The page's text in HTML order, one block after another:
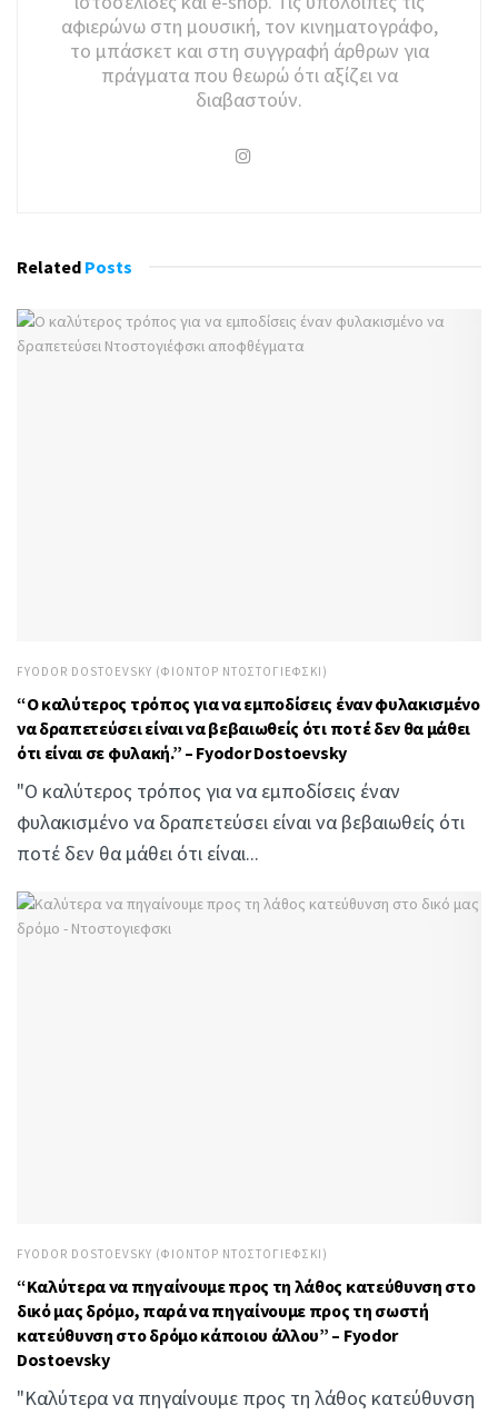
αφιερώνω στη μουσική, τον κινηματογράφο,
το μπάσκετ και στη συγγραφή άρθρων για
πράγματα που θεωρώ ότι αξίζει να
διαβαστούν.
Related Posts
FYODOR DOSTOEVSKY (ΦΙΌΝΤΟΡ ΝΤΟΣΤΟΓΙΈΦΣΚΙ)
“Ο καλύτερος τρόπος για να εμποδίσεις έναν φυλακισμένο
να δραπετεύσει είναι να βεβαιωθείς ότι ποτέ δεν θα μάθει
ότι είναι σε φυλακή.” – Fyodor Dostoevsky
"Ο καλύτερος τρόπος για να εμποδίσεις έναν
φυλακισμένο να δραπετεύσει είναι να βεβαιωθείς ότι
ποτέ δεν θα μάθει ότι είναι...
FYODOR DOSTOEVSKY (ΦΙΌΝΤΟΡ ΝΤΟΣΤΟΓΙΈΦΣΚΙ)
“Καλύτερα να πηγαίνουμε προς τη λάθος κατεύθυνση στο
δικό μας δρόμο, παρά να πηγαίνουμε προς τη σωστή
κατεύθυνση στο δρόμο κάποιου άλλου” – Fyodor
Dostoevsky
"Καλύτερα να πηγαίνουμε προς τη λάθος κατεύθυνση